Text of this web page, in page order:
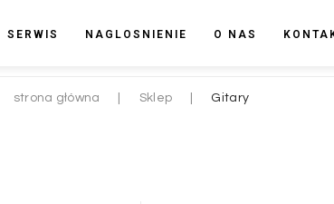
SERWIS NAGLOSNIENIE O NAS
strona główna Sklep Gitary